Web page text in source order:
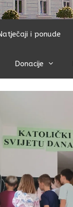
i ponude
Donacije